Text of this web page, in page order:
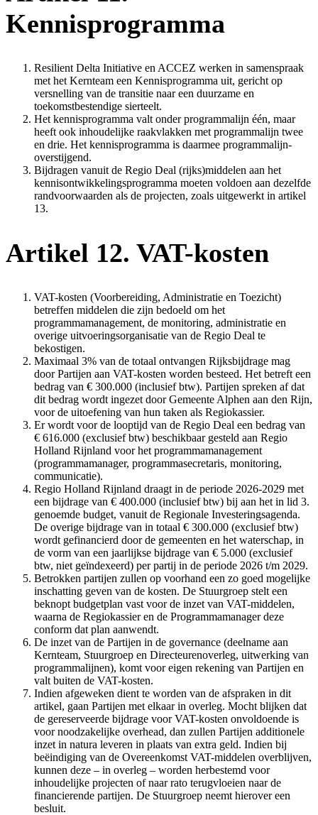
Kennisprogramma
Resilient Delta Initiative en ACCEZ werken in samenspraak
met het Kernteam een Kennisprogramma uit, gericht op
versnelling van de transitie naar een duurzame en
toekomstbestendige sierteelt.
Het kennisprogramma valt onder programmalijn één, maar
heeft ook inhoudelijke raakvlakken met programmalijn twee
en drie. Het kennisprogramma is daarmee programmalijn-
overstijgend.
Bijdragen vanuit de Regio Deal (rijks)middelen aan het
kennisontwikkelingsprogramma moeten voldoen aan dezelfde
randvoorwaarden als de projecten, zoals uitgewerkt in artikel
13.
Artikel 12. VAT-kosten
VAT-kosten (Voorbereiding, Administratie en Toezicht)
betreffen middelen die zijn bedoeld om het
programmamanagement, de monitoring, administratie en
overige uitvoeringsorganisatie van de Regio Deal te
bekostigen.
Maximaal 3% van de totaal ontvangen Rijksbijdrage mag
door Partijen aan VAT-kosten worden besteed. Het betreft een
bedrag van € 300.000 (inclusief btw). Partijen spreken af dat
dit bedrag wordt ingezet door Gemeente Alphen aan den Rijn,
voor de uitoefening van hun taken als Regiokassier.
Er wordt voor de looptijd van de Regio Deal een bedrag van
€ 616.000 (exclusief btw) beschikbaar gesteld aan Regio
Holland Rijnland voor het programmamanagement
(programmamanager, programmasecretaris, monitoring,
communicatie).
Regio Holland Rijnland draagt in de periode 2026-2029 met
een bijdrage van € 400.000 (inclusief btw) bij aan het in lid 3.
genoemde budget, vanuit de Regionale Investeringsagenda.
De overige bijdrage van in totaal € 300.000 (exclusief btw)
wordt gefinancierd door de gemeenten en het waterschap, in
de vorm van een jaarlijkse bijdrage van € 5.000 (exclusief
btw, niet geïndexeerd) per partij in de periode 2026 t/m 2029.
Betrokken partijen zullen op voorhand een zo goed mogelijke
inschatting geven van de kosten. De Stuurgroep stelt een
beknopt budgetplan vast voor de inzet van VAT-middelen,
waarna de Regiokassier en de Programmamanager deze
conform dat plan aanwendt.
De inzet van de Partijen in de governance (deelname aan
Kernteam, Stuurgroep en Directeurenoverleg, uitwerking van
programmalijnen), komt voor eigen rekening van Partijen en
valt buiten de VAT-kosten.
Indien afgeweken dient te worden van de afspraken in dit
artikel, gaan Partijen met elkaar in overleg. Mocht blijken dat
de gereserveerde bijdrage voor VAT-kosten onvoldoende is
voor noodzakelijke overhead, dan zullen Partijen additionele
inzet in natura leveren in plaats van extra geld. Indien bij
beëindiging van de Overeenkomst VAT-middelen overblijven,
kunnen deze – in overleg – worden herbestemd voor
inhoudelijke projecten of naar rato terugvloeien naar de
financierende partijen. De Stuurgroep neemt hierover een
besluit.